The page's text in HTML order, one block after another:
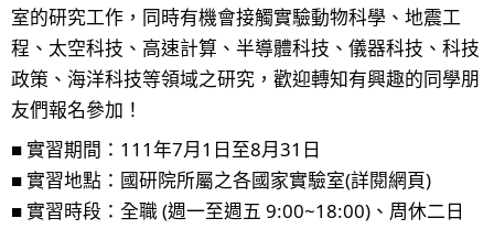
室的研究工作，同時有機會接觸實驗動物科學、地震工
程、太空科技、高速計算、半導體科技、儀器科技、科技
政策、海洋科技等領域之研究，歡迎轉知有興趣的同學朋
友們報名參加！
■ 實習期間：111年7月1日至8月31日
■ 實習地點：國研院所屬之各國家實驗室(詳閱網頁)
■ 實習時段：全職 (週一至週五 9:00~18:00)、周休二日